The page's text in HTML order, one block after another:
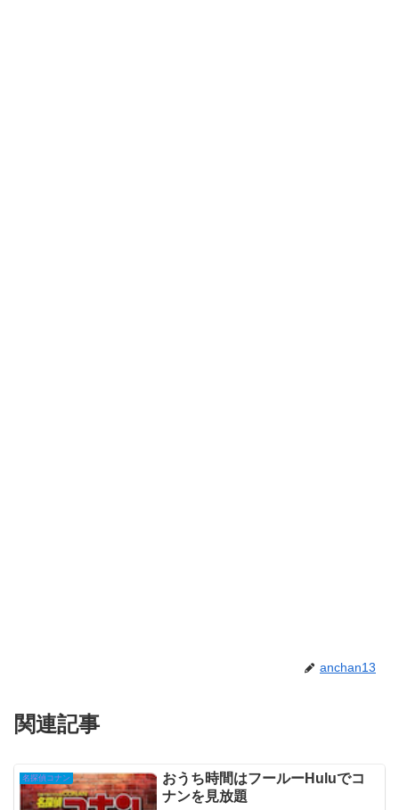
anchan13
関連記事
名探偵コナン
おうち時間はフールーHuluでコ
ナンを見放題